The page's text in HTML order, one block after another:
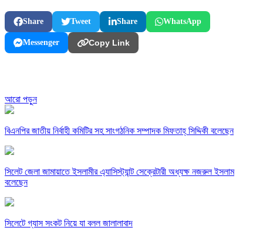
Share Tweet Share WhatsApp
Messenger Copy Link
আরো পড়ুন
বিএনপির জাতীয় নির্বাহী কমিটির সহ সাংগঠনিক সম্পাদক মিফতাহ্ সিদ্দিকী বলেছেন
সিলেট জেলা জামায়াতে ইসলামীর এ্যাসিস্ট্যান্ট সেক্রেটারী অধ্যক্ষ নজরুল ইসলাম
বলেছেন
সিলেটে গ্যাস সংকট নিয়ে যা বলল জালালাবাদ